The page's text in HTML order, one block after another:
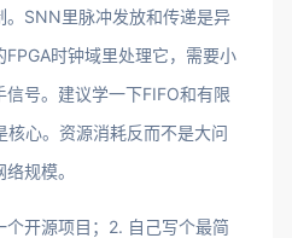
。SNN里脉冲发放和传递是异
时钟域里处理它，需要小
号。建议学一下FIFO和有限
核心。资源消耗反而不是大问
规模。
个开源项目；2. 自己写个最简